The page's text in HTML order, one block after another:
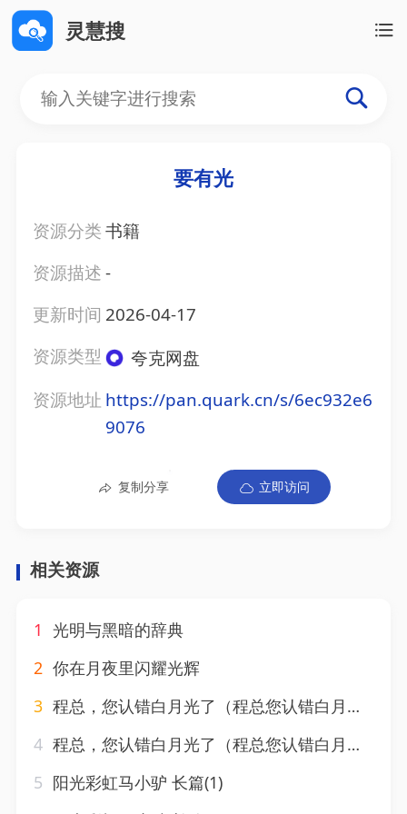
灵慧搜
要有光
资源分类书籍
资源描述-
更新时间 2026-04-17
资源类型
夸克网盘
资源地址 https://pan.quark.cn/s/6ec932e6
9076
复制分享 立即访问
相关资源
1 光明与黑暗的辞典
2 你在月夜里闪耀光辉
3 程总，您认错白月光了（程总您认错白月光了）88集(1)
4 程总，您认错白月光了（程总您认错白月光了）88集(2)
5 阳光彩虹马小驴 长篇(1)